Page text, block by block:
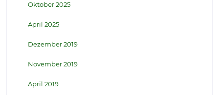
Oktober 2025
April 2025
Dezember 2019
November 2019
April 2019